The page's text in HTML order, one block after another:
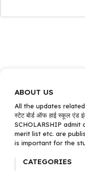
ABOUT US
All the updates
स्टेट बोर्ड ऑफ हाई स्कूल एंड
SCHOLARSHIP
merit list etc. are
is important for the
CATEGORIES